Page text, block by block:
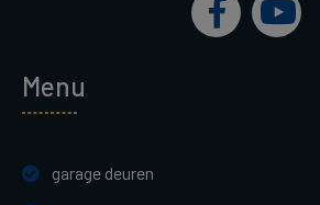
Menu
garage deuren